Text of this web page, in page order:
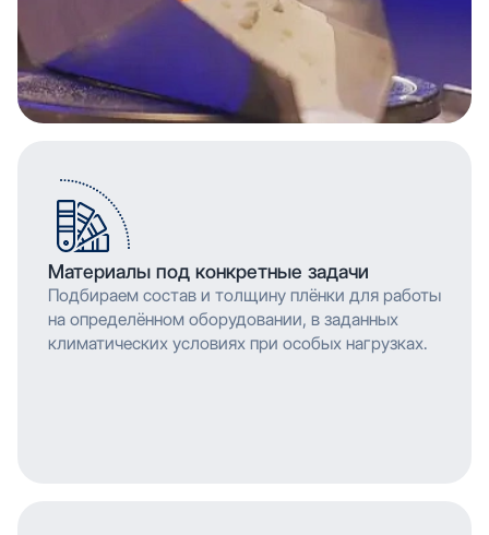
Материалы под конкретные задачи
Подбираем состав и толщину плёнки для работы
на определённом оборудовании, в заданных
климатических условиях при особых нагрузках.